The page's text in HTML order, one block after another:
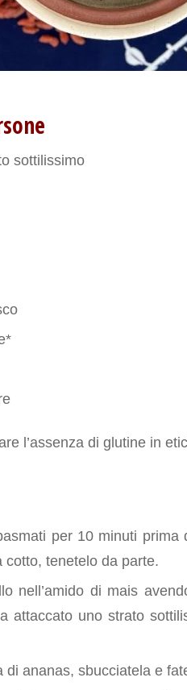
sottilissimo
l’assenza di glutine in
per 10 minuti
cotto, tenetelo da parte.
nell’amido di mais
attaccato uno strato
di ananas, sbucciatela e